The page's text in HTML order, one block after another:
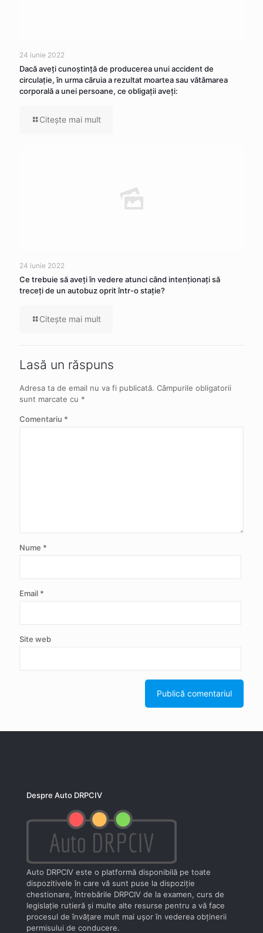
24 iunie 2022
Dacă aveţi cunoştinţă de producerea unui accident de
circulaţie, în urma căruia a rezultat moartea sau vătămarea
corporală a unei persoane, ce obligaţii aveţi:
Citeşte mai mult
24 iunie 2022
Ce trebuie să aveţi în vedere atunci când intenţionaţi să
treceţi de un autobuz oprit într-o staţie?
Citeşte mai mult
Lasă un răspuns
Adresa ta de email nu va fi publicată. Câmpurile obligatorii
sunt marcate cu *
Comentariu *
Nume *
Email *
Site web
Despre Auto DRPCIV
Auto DRPCIV este o platformă disponibilă pe toate
dispozitivele în care vă sunt puse la dispoziţie
chestionare, întrebările DRPCIV de la examen, curs de
legislaţie rutieră şi multe alte resurse pentru a vă face
procesul de învăţare mult mai uşor în vederea obţinerii
permisului de conducere.